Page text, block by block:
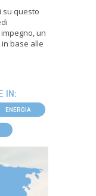
su questo
un
base alle
IN:
ENERGIA